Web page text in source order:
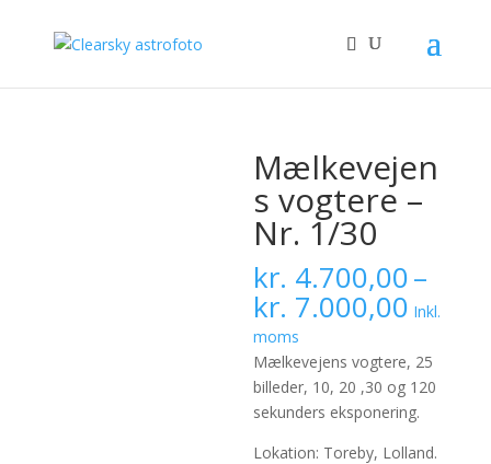
Mælkevejen
s vogtere –
Nr. 1/30
kr. 4.700,00–
kr. 7.000,00
kr.
til
kr.
Inkl.
moms
Mælkevejens vogtere, 25
billeder, 10, 20 ,30 og 120
sekunders eksponering.
Lokation: Toreby, Lolland.